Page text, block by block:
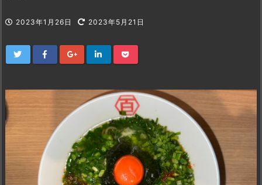
2023年1月26日 2023年5月21日